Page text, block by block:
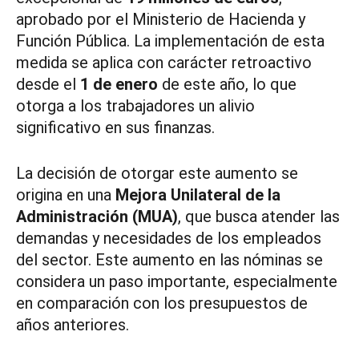
aprobado por el Ministerio de Hacienda y
Función Pública. La implementación de esta
medida se aplica con carácter retroactivo
desde el 1 de enero de este año, lo que
otorga a los trabajadores un alivio
significativo en sus finanzas.
La decisión de otorgar este aumento se
origina en una Mejora Unilateral de la
Administración (MUA), que busca atender las
demandas y necesidades de los empleados
del sector. Este aumento en las nóminas se
considera un paso importante, especialmente
en comparación con los presupuestos de
años anteriores.